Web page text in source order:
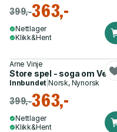
399,-363,-
Nettlager
Klikk&Hent
Arne Vinje
Store spel - soga om
Innbundet |Norsk, Nynorsk
399,-363,-
Nettlager
Klikk&Hent